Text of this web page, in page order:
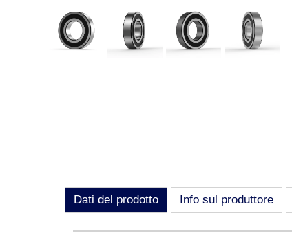
Dati del prodotto Info sul produttore